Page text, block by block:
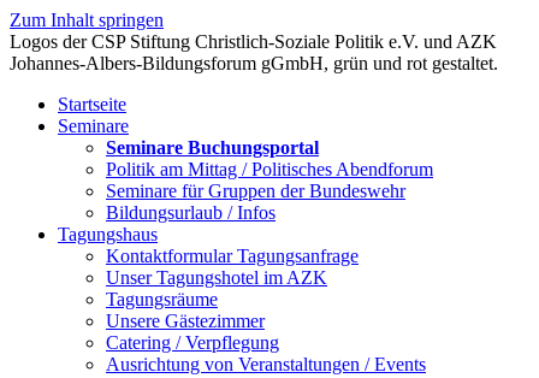
Zum Inhalt springen
Startseite
Seminare
Seminare Buchungsportal
Politik am Mittag / Politisches Abendforum
Seminare für Gruppen der Bundeswehr
Bildungsurlaub / Infos
Tagungshaus
Kontaktformular Tagungsanfrage
Unser Tagungshotel im AZK
Tagungsräume
Unsere Gästezimmer
Catering / Verpflegung
Ausrichtung von Veranstaltungen / Events